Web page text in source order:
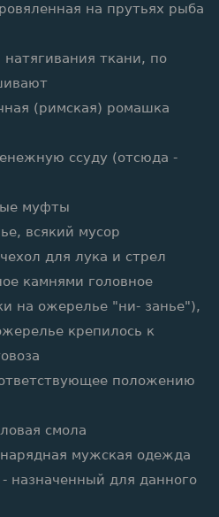
на прутьях рыба
ткани, по
(римская) ромашка
ссуду (отсюда -
муфты
всякий мусор
для лука и стрел
камнями головное
на ожерелье "ни- занье"),
крепилось к
положению
смола
мужская одежда
для данного